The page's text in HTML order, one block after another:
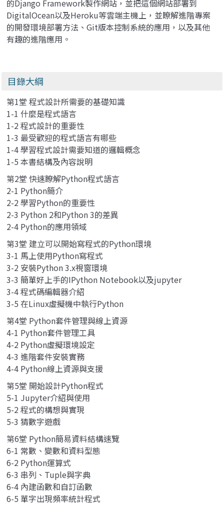
的Django Framework製作網站，並把這個網站部署到
DigitalOcean以及Heroku等雲端主機上，並瞭解進階專案
的開發環境部署方法、Git版本控制系統的應用，以及其他
有趣的進階應用。
目錄大綱
第1堂 程式設計所需要的基礎知識
1-1 什麼是程式語言
1-2 程式設計的重要性
1-3 最受歡迎的程式語言有哪些
1-4 學習程式設計需要知道的邏輯概念
1-5 本書結構及內容說明
第2堂 快速瞭解Python程式語言
2-1 Python簡介
2-2 學習Python的重要性
2-3 Python 2和Python 3的差異
2-4 Python的應用領域
第3堂 建立可以開始寫程式的Python環境
3-1 馬上使用Python寫程式
3-2 安裝Python 3.x視窗環境
3-3 簡單好上手的IPython Notebook以及jupyter
3-4 程式碼編輯器介紹
3-5 在Linux虛擬機中執行Python
第4堂 Python套件管理與線上資源
4-1 Python套件管理工具
4-2 Python虛擬環境設定
4-3 進階套件安裝實務
4-4 Python線上資源與支援
第5堂 開始設計Python程式
5-1 Jupyter介紹與使用
5-2 程式的構想與實現
5-3 猜數字遊戲
第6堂 Python簡易資料結構速覽
6-1 常數、變數和資料型態
6-2 Python運算式
6-3 串列、Tuple與字典
6-4 內建函數和自訂函數
6-5 單字出現頻率統計程式